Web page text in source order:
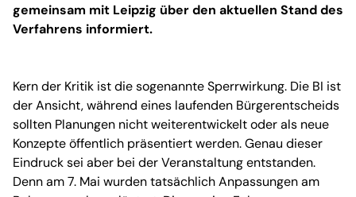
gemeinsam mit Leipzig über den aktuellen Stand des
Verfahrens informiert.
Kern der Kritik ist die sogenannte Sperrwirkung. Die BI ist
der Ansicht, während eines laufenden Bürgerentscheids
sollten Planungen nicht weiterentwickelt oder als neue
Konzepte öffentlich präsentiert werden. Genau dieser
Eindruck sei aber bei der Veranstaltung entstanden.
Denn am 7. Mai wurden tatsächlich Anpassungen am